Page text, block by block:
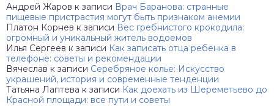
Андрей Жаров к записи Врач Баранова: странные
пищевые пристрастия могут быть признаком анемии
Платон Корнев к записи Вес гребнистого крокодила:
огромный и уникальный житель водоемов
Илья Сергеев к записи Как записать отца ребенка в
телефоне: советы и рекомендации
Вячеслав к записи Серебряное колье: Искусство
украшений, история и современные тенденции
Татьяна Лаптева к записи Как доехать из Шереметьево до
Красной площади: все пути и советы